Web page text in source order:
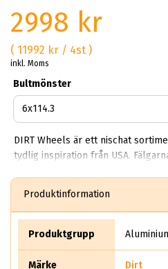
2998 kr
( 11992 kr / 4st )
inkl. Moms
Bultmönster
DIRT Wheels är ett nischat
tydlig inspiration från USA.
Wheels i stora storlekar, ofta från
anpassade för kraftfulla
hjuluppsättningar. DIRT Wheels
val för dig som vill ge bilen ett
Produktinformation
Produktgrupp
Märke Dirt